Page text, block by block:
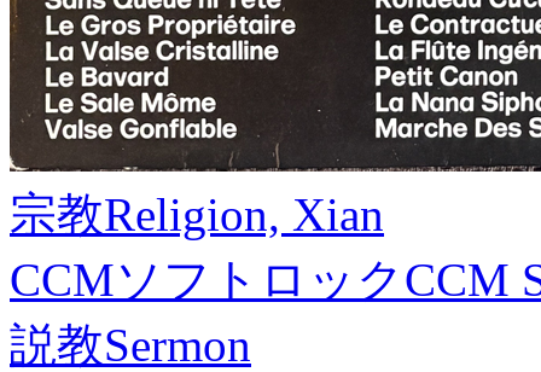
宗教Religion, Xian
CCMソフトロックCCM
説教Sermon